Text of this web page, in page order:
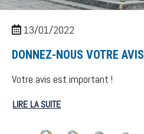
13/01/2022
DONNEZ-NOUS VOTRE AVIS
Votre avis est important !
LIRE LA SUITE